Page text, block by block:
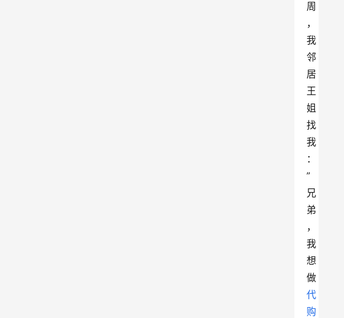
周
，
我
邻
居
王
姐
找
我
：
”
兄
弟
，
我
想
做
代
购